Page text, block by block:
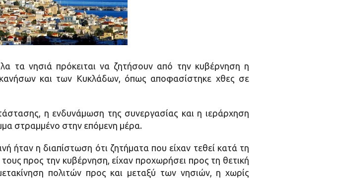
νησιά πρόκειται να ζητήσουν από την κυβέρνηση η
και των Κυκλάδων, όπως αποφασίστηκε χθες σε
η ενδυνάμωση της συνεργασίας και η ιεράρχηση
στραμμένο στην επόμενη μέρα.
ήταν η διαπίστωση ότι ζητήματα που είχαν τεθεί κατά τη
προς την κυβέρνηση, είχαν προχωρήσει προς τη θετική
πολιτών προς και μεταξύ των νησιών, η χωρίς